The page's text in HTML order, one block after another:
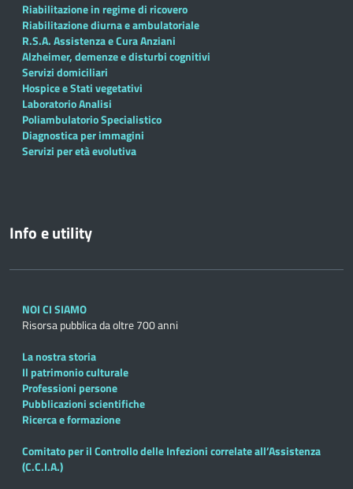
Riabilitazione in regime di ricovero
Riabilitazione diurna e ambulatoriale
R.S.A. Assistenza e Cura Anziani
Alzheimer, demenze e disturbi cognitivi
Servizi domiciliari
Hospice e Stati vegetativi
Laboratorio Analisi
Poliambulatorio Specialistico
Diagnostica per immagini
Servizi per età evolutiva
Info e utility
NOI CI SIAMO
Risorsa pubblica da oltre 700 anni
La nostra storia
Il patrimonio culturale
Professioni persone
Pubblicazioni scientifiche
Ricerca e formazione
Comitato per il Controllo delle Infezioni correlate all’Assistenza
(C.C.I.A.)